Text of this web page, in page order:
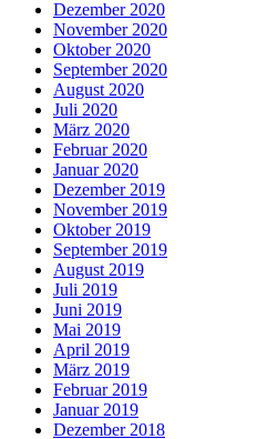
Dezember 2020
November 2020
Oktober 2020
September 2020
August 2020
Juli 2020
März 2020
Februar 2020
Januar 2020
Dezember 2019
November 2019
Oktober 2019
September 2019
August 2019
Juli 2019
Juni 2019
Mai 2019
April 2019
März 2019
Februar 2019
Januar 2019
Dezember 2018